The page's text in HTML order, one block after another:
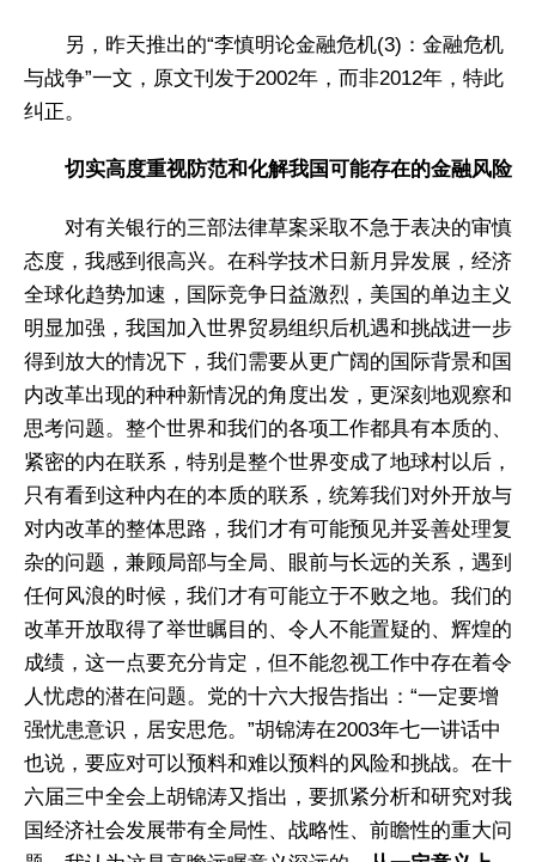
另，昨天推出的“李慎明论金融危机(3)：金融危机
与战争”一文，原文刊发于2002年，而非2012年，特此
纠正。
切实高度重视防范和化解我国可能存在的金融风险
对有关银行的三部法律草案采取不急于表决的审慎
态度，我感到很高兴。在科学技术日新月异发展，经济
全球化趋势加速，国际竞争日益激烈，美国的单边主义
明显加强，我国加入世界贸易组织后机遇和挑战进一步
得到放大的情况下，我们需要从更广阔的国际背景和国
内改革出现的种种新情况的角度出发，更深刻地观察和
思考问题。整个世界和我们的各项工作都具有本质的、
紧密的内在联系，特别是整个世界变成了地球村以后，
只有看到这种内在的本质的联系，统筹我们对外开放与
对内改革的整体思路，我们才有可能预见并妥善处理复
杂的问题，兼顾局部与全局、眼前与长远的关系，遇到
任何风浪的时候，我们才有可能立于不败之地。我们的
改革开放取得了举世瞩目的、令人不能置疑的、辉煌的
成绩，这一点要充分肯定，但不能忽视工作中存在着令
人忧虑的潜在问题。党的十六大报告指出：“一定要增
强忧患意识，居安思危。”胡锦涛在2003年七一讲话中
也说，要应对可以预料和难以预料的风险和挑战。在十
六届三中全会上胡锦涛又指出，要抓紧分析和研究对我
国经济社会发展带有全局性、战略性、前瞻性的重大问